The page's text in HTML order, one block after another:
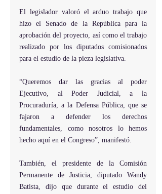
El legislador valoró el arduo trabajo que
hizo el Senado de la República para la
aprobación del proyecto, así como el trabajo
realizado por los diputados comisionados
para el estudio de la pieza legislativa.
“Queremos dar las gracias al poder
Ejecutivo, al Poder Judicial, a la
Procuraduría, a la Defensa Pública, que se
fajaron a defender los derechos
fundamentales, como nosotros lo hemos
hecho aquí en el Congreso”, manifestó.
También, el presidente de la Comisión
Permanente de Justicia, diputado Wandy
Batista, dijo que durante el estudio del